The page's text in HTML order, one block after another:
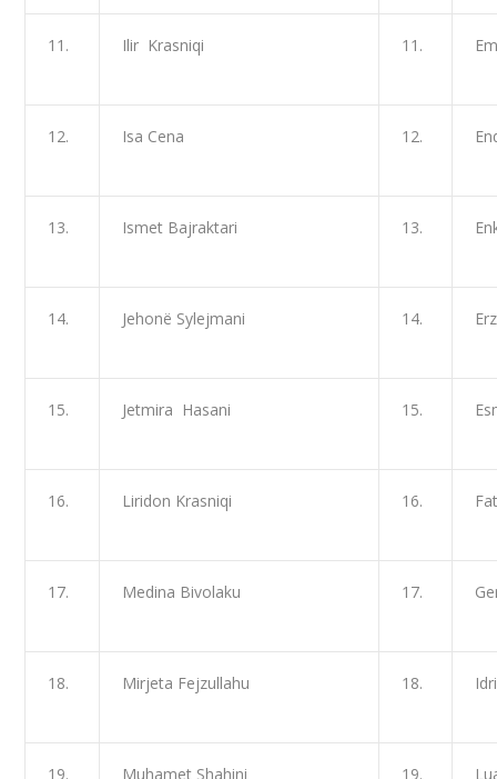
11. Ilir Krasniqi 11.
12. Isa Cena 12.
13. Ismet Bajraktari 13.
14. Jehonë Sylejmani 14.
15. Jetmira Hasani 15.
16. Liridon Krasniqi 16.
17. Medina Bivolaku 17.
18. Mirjeta Fejzullahu 18.
19. Muhamet Shahini 19.